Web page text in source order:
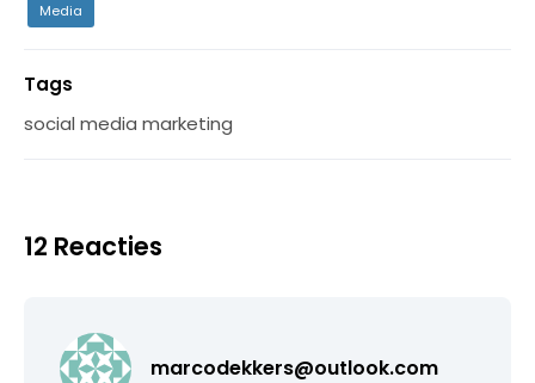
Media
Tags
social media marketing
12 Reacties
marcodekkers@outlook.com